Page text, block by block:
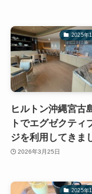
2025年
ヒルトン沖縄宮古
トでエグゼクティ
ジを利用してきま
2026年3月25日
2025年